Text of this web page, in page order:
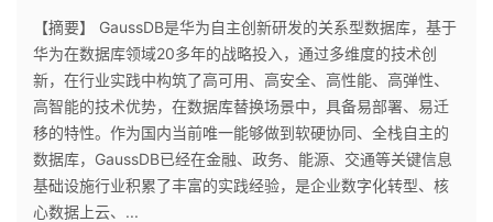
个
人
主
我
的
【摘要】 GaussDB是华为自主创新研发的关系型数据库，基于
华为在数据库领域20多年的战略投入，通过多维度的技术创
新，在行业实践中构筑了高可用、高安全、高性能、高弹性、
高智能的技术优势，在数据库替换场景中，具备易部署、易迁
移的特性。作为国内当前唯一能够做到软硬协同、全栈自主的
数据库，GaussDB已经在金融、政务、能源、交通等关键信息
基础设施行业积累了丰富的实践经验，是企业数字化转型、核
心数据上云、...